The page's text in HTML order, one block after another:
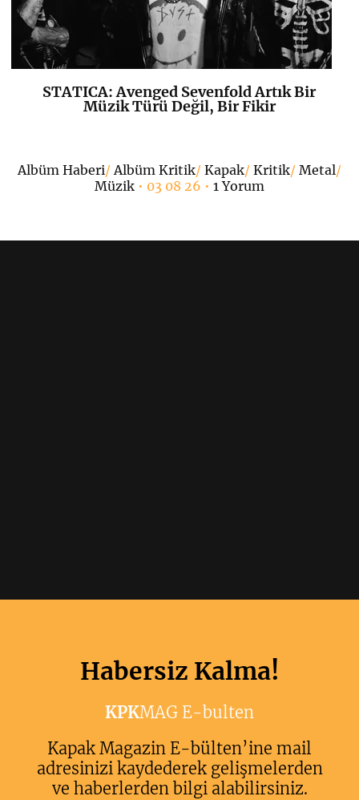
K+
STATICA: Avenged Sevenfold Artık Bir
Müzik Türü Değil, Bir Fikir
Albüm Haberi/Albüm Kritik/ Kapak/ Kritik/ Metal/
Müzik• 03 08 26 • 1 Yorum
Habersiz Kalma!
KPKMAG E-bulten
Kapak Magazin E-bülten’ine mail
adresinizi kaydederek gelişmelerden
ve haberlerden bilgi alabilirsiniz.